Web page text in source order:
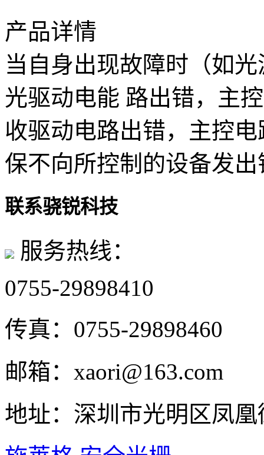
产品详情
当自身出现故障时（如
光驱动电能 路出错，主
收驱动电路出错，主控
保不向所控制的设备发
联系骁锐科技
服务热线：
0755-29898410
传真： 0755-29898460
邮箱： xaori@163.com
地址： 深圳市光明区凤